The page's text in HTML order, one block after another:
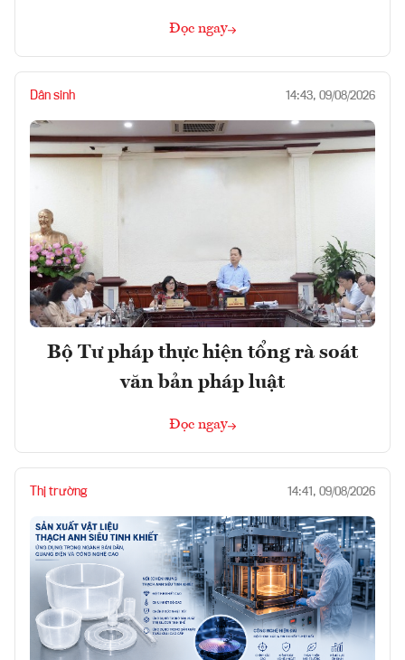
Đọc ngay
Dân sinh 14:43, 09/08/2026
Bộ Tư pháp thực hiện tổng rà soát
văn bản pháp luật
Đọc ngay
Thị trường 14:41, 09/08/2026